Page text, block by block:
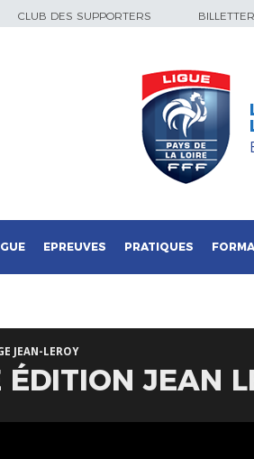
CLUB DES SUPPORTERS
EPREUVES PRATIQUES
JEAN-LEROY
ÉDITION JEAN